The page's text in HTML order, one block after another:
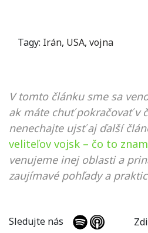
Tagy: Irán, USA, vojna
V tomto článku sme sa
ak máte chuť pokračovať v
nenechajte ujsť aj ďalší
veliteľov vojsk – čo to
venujeme inej oblasti a
zaujímavé pohľady a
Sledujte nás